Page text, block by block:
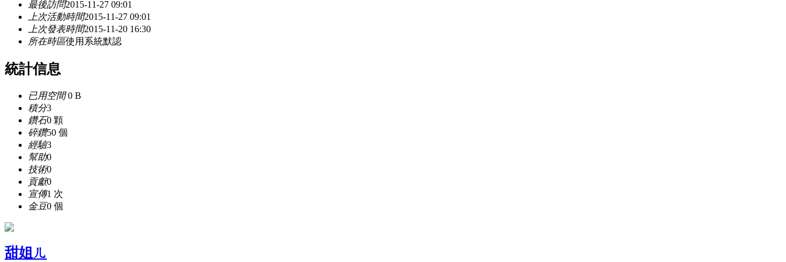
最後訪問2015-11-27 09:01
上次活動時間2015-11-27 09:01
上次發表時間2015-11-20 16:30
所在時區使用系統默認
統計信息
已用空間0 B
積分3
鑽石0 顆
碎鑽50 個
經驗3
幫助0
技術0
貢獻0
宣傳1 次
金豆0 個
甜姐ㄦ